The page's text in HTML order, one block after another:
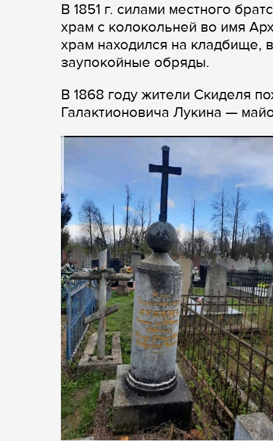
В 1851 г. силами местного
храм с колокольней во имя
храм находился на кладбище,
заупокойные обряды.
В 1868 году жители Скиделя
Галактионовича Лукина —